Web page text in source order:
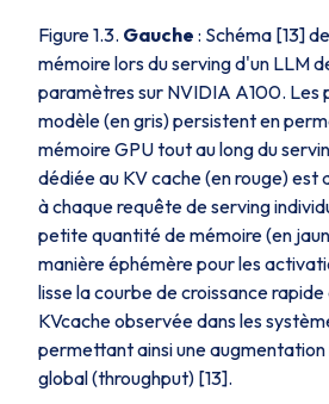
Figure 1.3. Gauche : Schéma [13]
mémoire lors du serving d'un LLM
paramètres sur NVIDIA A100. Les
modèle (en gris) persistent en
mémoire GPU tout au long du
dédiée au KV cache (en rouge) est
à chaque requête de serving
petite quantité de mémoire (en
manière éphémère pour les
lisse la courbe de croissance
KVcache observée dans les
permettant ainsi une
global (throughput) [13].